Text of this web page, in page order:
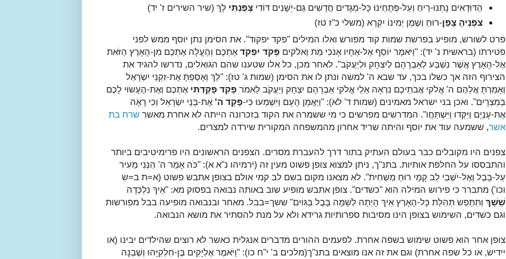
הַדּוּדָאִים נָתְנוּ-רֵיחַ וְעַל-פְּתָחֵינוּ כָּל-מְגָדִים חֲדָשִׁים גַּם-יְשָׁנִים דּוֹדִיצָפַנְתִּילָךְ (שיר השירים ז' יד)
צֹפְנֶיהָ צָפַן-רוּחַ וְשֶׁמֶן יְמִינוֹ יִקְרָא (משלי כ"ז טז)
פרט לשורש, מופיע בפרשת שמות קוד מפורש ואלו המילים "פקד יפקוד". את הסימן נתן יוסף ממש לפני
פטירתו (בראשית נ' יד): "וַיֹּאמֶר יוֹסֵף אֶל-אֶחָיו אָנֹכִי מֵת וֵאלֹקים פָּקֹד יִפְקֹד אֶתְכֶם וְהֶעֱלָה אֶתְכֶם מִן-הָאָרֶץ הַזֹּאת
אֶל-הָאָרֶץ אֲשֶׁר נִשְׁבַּע לְאַבְרָהָם לְיִצְחָק וּלְיַעֲקֹב". לאחר מכן, כל אלו שטענו שהם הגואלים, נדרשו להגיד את
הצירוף הזה אך כשלו בכך, עד שבא ה' למשה ונתן לו את הסימן (שמות ג' טז): "לֵךְ וְאָסַפְתָּ אֶת-זִקְנֵי יִשְׂרָאֵל
וְאָמַרְתָּ אֲלֵהֶם ה' אֱלֹקי אֲבֹתֵיכֶם נִרְאָה אֵלַי אֱלֹקי אַבְרָהָם יִצְחָק וְיַעֲקֹב לֵאמֹר פָּקֹד פָּקַדְתִּי אֶתְכֶם וְאֶת-הֶעָשׂוּי לָכֶם
בְּמִצְרָיִם". ואכן בני ישראל מאמינים (שמות ד' לא): "וַיַּאֲמֵן הָעָם וַיִּשְׁמְעוּ כִּי-פָקַד ה' אֶת-בְּנֵי יִשְׂרָאֵל וְכִי רָאָה
אֶת-עָנְיָם וַיִּקְּדוּ וַיִּשְׁתַּחֲו". המדרשים מפרשים כי מי ששמרה את הקוד בזכרונה הייתה לא אחרת מאשר שרח בת
אשר, ששמעה עוד את יוסף והיתה שריד אחרון מהמשפחה המקורית שירדה למצרים.
צפנים היו מקובלים כבר בעולם העתיק בתור דרך להעברת מסרים. הצפנים הראשונים היו פרימיטיבים ביותר
והתבססו על החלפת אותיות. בתנ"ך, ניתן למצוא צופן פשוט מעין זה (ירמיהו נ"א א): "כֹּה אָמַר ה' הִנְנִי מֵעִיר
עַל-בָּבֶל וְאֶל-יֹשְׁבֵי לֵב קָמָי רוּחַ מַשְׁחִית". לא מצאנו מקום בשם לב קמי אולם בצופן אתבש פשוט (א=ת ב=ש
וכו') מתברר כי פירוש המילה הוא "כשדים". צופן אתבש מופיע שוב באותה נבואה בפסוק מא: "אֵיךְ נִלְכְּדָה
שֵׁשַׁךְ וַתִּתָּפֵשׂ תְּהִלַּת כָּל-הָאָרֶץ אֵיךְ הָיְתָה לְשַׁמָּה בָּבֶל בַּגּוֹיִם" ששך=בבל. מאחר ובנבואה מופיעה בבל מפורשות
וגם כשדים, השימוש בצופן הינו מסיבות ספרותיות גרידא ולא על מנת להסתיר את מושא הנבואה.
צופן אחר הוא פשוט שימוש בשפה אחרת. לפעמים ההורים מדברים אנגלית כאשר לא רוצים שהילדים יבינו (או
יידיש, או כל שפה אחרת) וגם את זה אנו מוצאים בתנ"ך(מלכים ב' י"ח כו): "וַיֹּאמֶר אֶלְיָקִים בֶּן-חִלְקִיָּהוּ וְשֶׁבְנָה